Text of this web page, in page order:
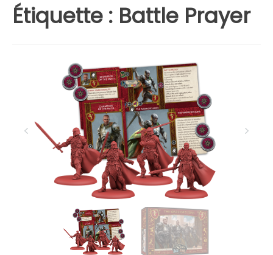
Étiquette : Battle Prayer